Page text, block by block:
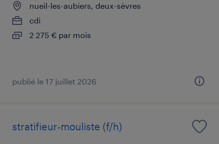
nueil-les-aubiers, deux-sèvres
cdi
2 275 € par mois
publié le 17 juillet 2026
stratifieur-mouliste (f/h)